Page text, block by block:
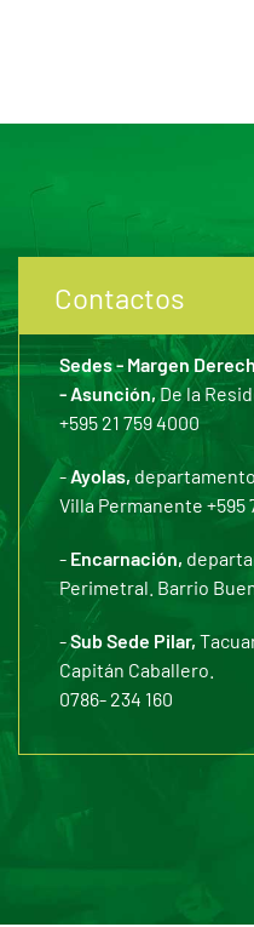
Contactos
Sedes - Margen
- Asunción,De la
+595 21 759 4000
-Ayolas,
Villa Permanente +595
- Encarnación,
Perimetral. Barrio
-Sub Sede Pilar,
Capitán Caballero.
0786- 234 160